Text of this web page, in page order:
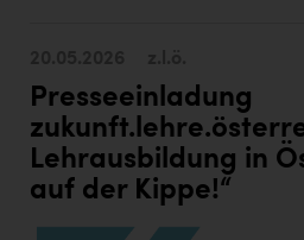
kunden basics
kontakt
Presseeinladung
Lehrausbildung in
auf der Kippe!“